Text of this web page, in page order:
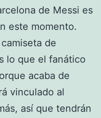
de Messi es
este momento.
de
lo que el fanático
acaba de
vinculado al
así que tendrán